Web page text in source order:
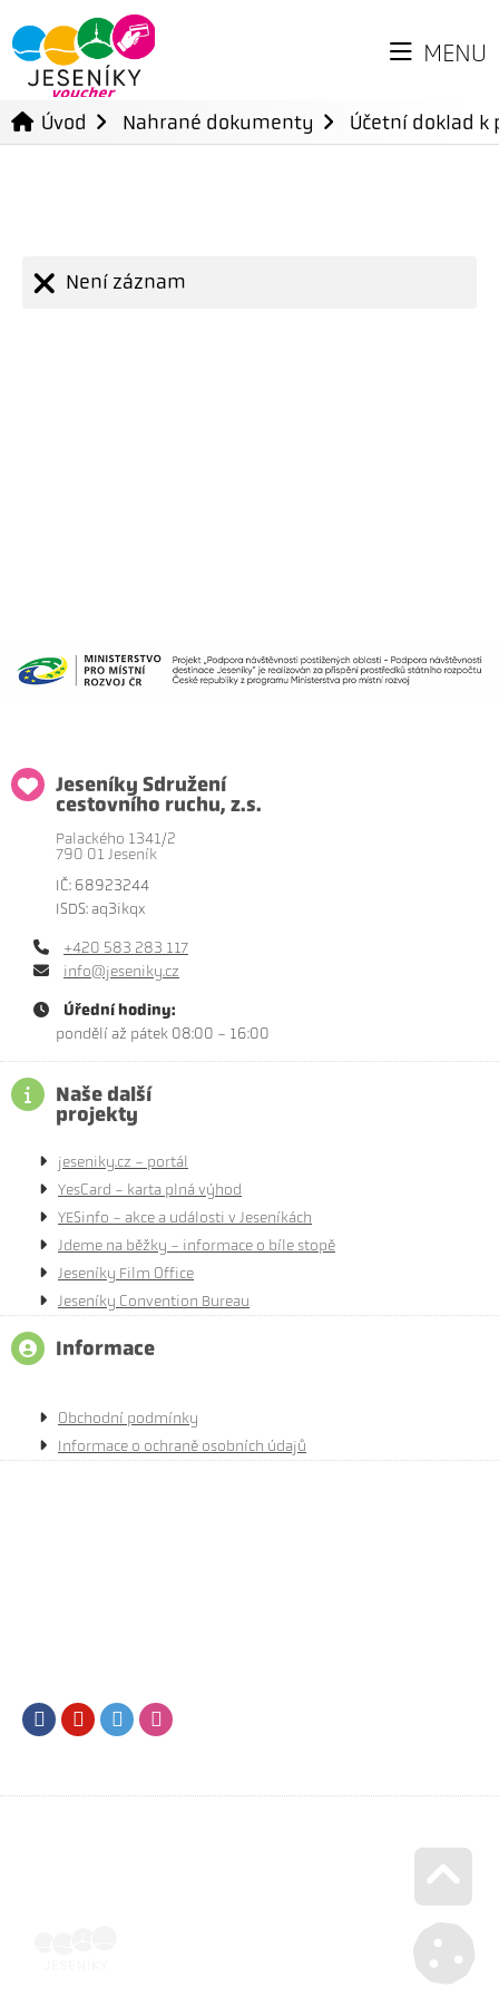
MENU
Úvod Nahrané dokumenty Účetní doklad
Není záznam
Jeseníky Sdružení
cestovního ruchu, z.s.
Palackého 1341/2
790 01 Jeseník
IČ: 68923244
ISDS: aq3ikqx
+420 583 283 117
info@jeseniky.cz
Úřední hodiny:
pondělí až pátek 08:00 - 16:00
Naše další
projekty
jeseniky.cz - portál
YesCard - karta plná výhod
YESinfo - akce a události v Jeseníkách
Jdeme na běžky - informace o bíle stopě
Jeseníky Film Office
Jeseníky Convention Bureau
Informace
Obchodní podmínky
Informace o ochraně osobních údajů
FacebookYoutubeTwitter
Go